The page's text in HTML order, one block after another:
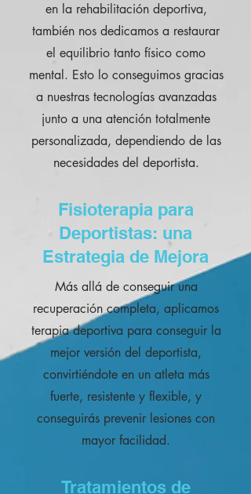
en la rehabilitación deportiva,
también nos dedicamos a restaurar
el equilibrio tanto físico como
mental. Esto lo conseguimos gracias
a nuestras tecnologías avanzadas
junto a una atención totalmente
personalizada, dependiendo de las
necesidades del deportista.
Fisioterapia para
Deportistas: una
Estrategia de Mejora
Más allá de conseguir una
recuperación completa, aplicamos
terapia deportiva para conseguir la
mejor versión del deportista,
convirtiéndote en un atleta más
fuerte, resistente y flexible, y
conseguirás prevenir lesiones con
mayor facilidad.
Tratamientos de